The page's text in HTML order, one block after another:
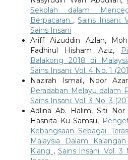
Sekolah dalam
Berpacaran ,Sains Insani:
Sains Insani
Ariff Aizuddin Azlan,
Fadhirul Hisham Aziz,
Balakong 2018 di
Sains Insani: Vol. 4 No. 1
Nazirah Ismail, Noor
Peradaban Melayu dalam
Sains Insani: Vol. 3 No. 3
Adlina Ab. Halim, Siti
Hasnita Ku Samsu,
Kebangsaan Sebagai
Malaysia Dalam
Klang , Sains Insani: Vol. 3